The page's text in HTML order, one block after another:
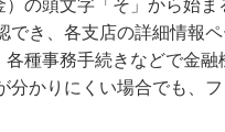
の頭文字「そ」から始ま
き、各支店の詳細情報ペ
種事務手続きなどで金
かりにくい場合でも、